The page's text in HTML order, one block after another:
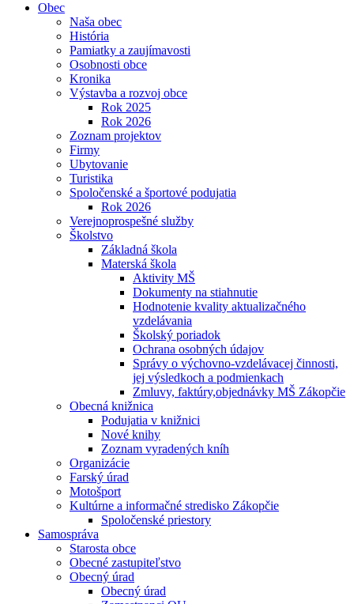
Obec
Naša obec
História
Pamiatky a zaujímavosti
Osobnosti obce
Kronika
Výstavba a rozvoj obce
Rok 2025
Rok 2026
Zoznam projektov
Firmy
Ubytovanie
Turistika
Spoločenské a športové podujatia
Rok 2026
Verejnoprospešné služby
Školstvo
Základná škola
Materská škola
Aktivity MŠ
Dokumenty na stiahnutie
Hodnotenie kvality aktualizačného
vzdelávania
Školský poriadok
Ochrana osobných údajov
Správy o výchovno-vzdelávacej činnosti,
jej výsledkoch a podmienkach
Zmluvy, faktúry,objednávky MŠ Zákopčie
Obecná knižnica
Podujatia v knižnici
Nové knihy
Zoznam vyradených kníh
Organizácie
Farský úrad
Motošport
Kultúrne a informačné stredisko Zákopčie
Spoločenské priestory
Samospráva
Starosta obce
Obecné zastupiteľstvo
Obecný úrad
Obecný úrad